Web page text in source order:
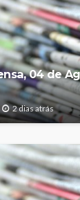
04 de
2 dias atrás